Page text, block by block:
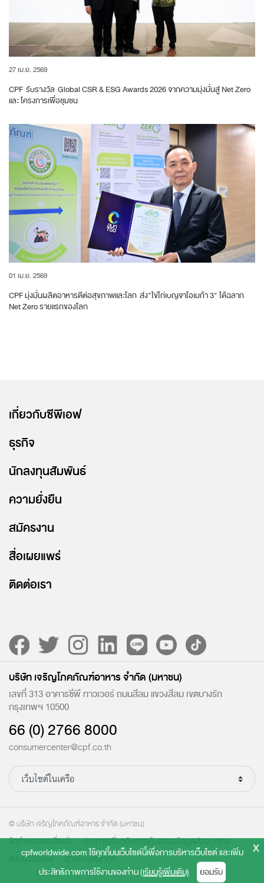
27 เม.ย. 2569
CPF รับรางวัล Global CSR & ESG Awards 2026 จากความมุ่งมั่นสู่ Net Zero
และ โครงการเพื่อชุมชน
01 เม.ย. 2569
CPF มุ่งมั่นผลิตอาหารดีต่อสุขภาพและโลก ส่ง"ไข่ไก่เบญจาโอเมก้า 3" ได้ฉลาก
Net Zero รายแรกของโลก
cpfworldwide.com ใช้คุกกี้บนเว็บไซต์นี้เพื่อการบริหารเว็บไซต์ และเพิ่ม
ประสิทธิภาพการใช้งานของท่าน(เรียนรู้เพิ่มเติม) ยอมรับ
x
เกี่ยวกับซีพีเอฟ
ธุรกิจ
นักลงทุนสัมพันธ์
ความยั่งยืน
สมัครงาน
สื่อเผยแพร่
ติดต่อเรา
บริษัท เจริญโภคภัณฑ์อาหาร จำกัด (มหาชน)
เลขที่ 313 อาคารซีพี ทาวเวอร์ ถนนสีลม แขวงสีลม เขตบางรัก
กรุงเทพฯ 10500
66 (0) 2766 8000
consumercenter@cpf.co.th
© บริษัท เจริญโภคภัณฑ์อาหาร จำกัด (มหาชน)
ข้อกำหนดและเงื่อนไข
ประกาศเกี่ยวกับการคุ้มครองข้อมูลส่วนบุคคล
แผนผังเว็บไซต์
สำหรับบุคลากร